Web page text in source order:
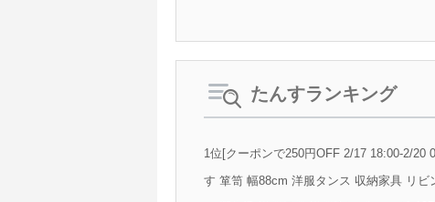
たんすランキング
1位[クーポンで250円OFF 2/17 18:00-2/
す 箪笥 幅88cm 洋服タンス 収納家具 リ